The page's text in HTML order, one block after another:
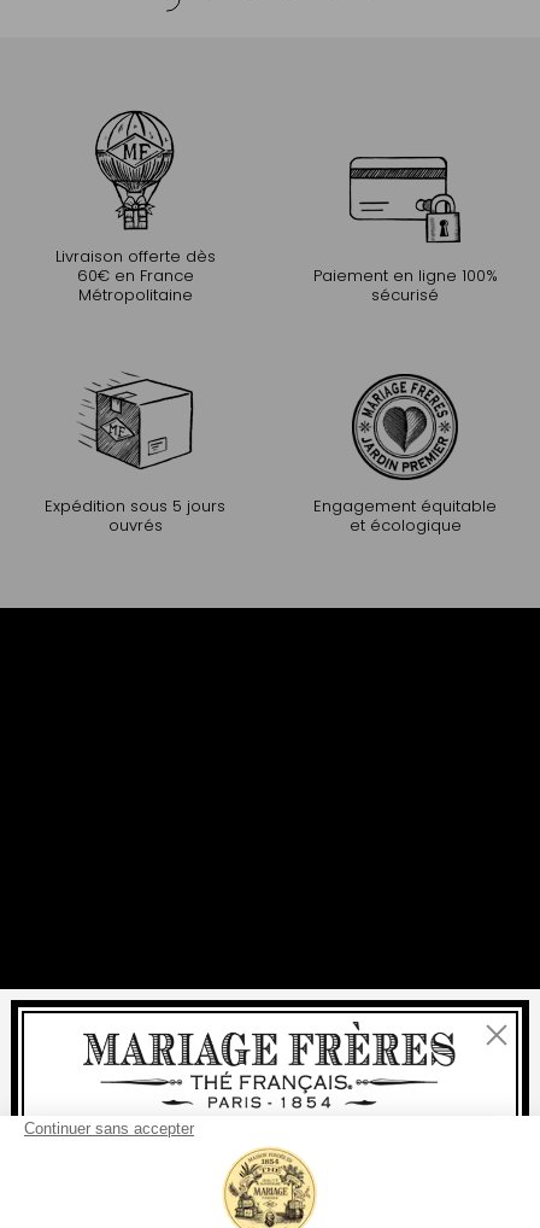
Livraison offerte dès
60€ en France
Métropolitaine
Paiement en ligne 100%
sécurisé
Expédition sous 5 jours
ouvrés
Engagement équitable
et écologique
Fermer
Bienvenue
Pour tout achat, lalivraisonrapide est
à partir de 60 € en France Métropolitaine